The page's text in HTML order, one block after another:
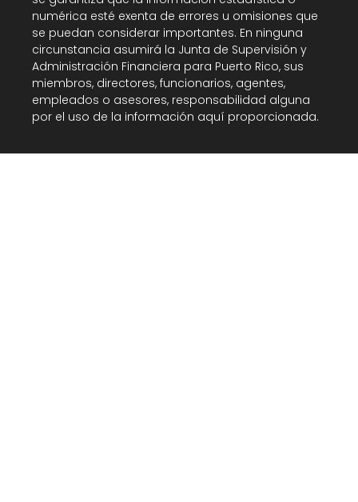
numérica esté exenta de errores u omisiones que
se puedan considerar importantes. En ninguna
circunstancia asumirá la Junta de Supervisión y
Administración Financiera para Puerto Rico, sus
miembros, directores, funcionarios, agentes,
empleados o asesores, responsabilidad alguna
por el uso de la información aquí proporcionada.